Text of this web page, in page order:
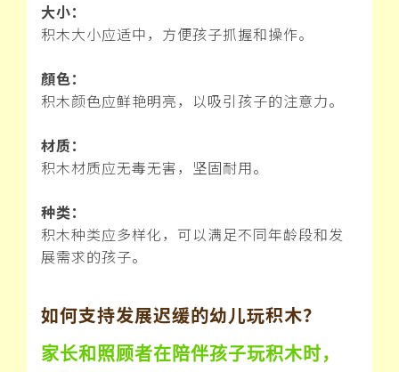
大小：
积木大小应适中，方便孩子抓握和操作。
顏色：
积木颜色应鲜艳明亮，以吸引孩子的注意力。
材质：
积木材质应无毒无害，坚固耐用。
种类：
积木种类应多样化，可以满足不同年龄段和发
展需求的孩子。
如何支持发展迟缓的幼儿玩积木？
家长和照顾者在陪伴孩子玩积木时，